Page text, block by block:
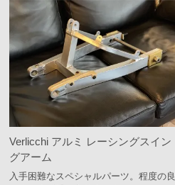
Verlicchi アルミ レーシングスイン
グアーム
入手困難なスペシャルパーツ。程度の良